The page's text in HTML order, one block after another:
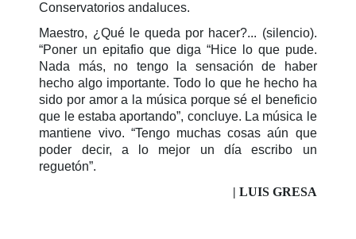
Conservatorios andaluces.
Maestro, ¿Qué le queda por hacer?... (silencio).
“Poner un epitafio que diga “Hice lo que pude.
Nada más, no tengo la sensación de haber
hecho algo importante. Todo lo que he hecho ha
sido por amor a la música porque sé el beneficio
que le estaba aportando”, concluye. La música le
mantiene vivo. “Tengo muchas cosas aún que
poder decir, a lo mejor un día escribo un
reguetón”.
| LUIS GRESA